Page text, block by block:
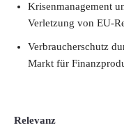
Krisenmanagement
Verletzung von EU-
Verbraucherschutz
Markt für
Relevanz